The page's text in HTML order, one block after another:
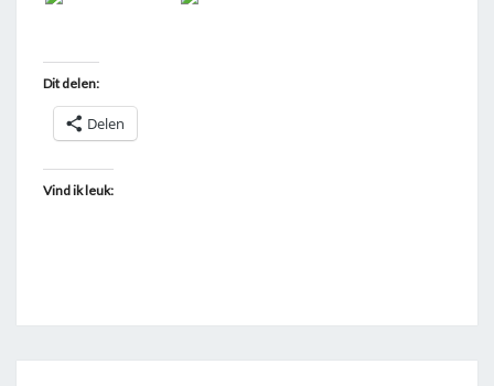
Dit delen:
Delen
Vind ik leuk: